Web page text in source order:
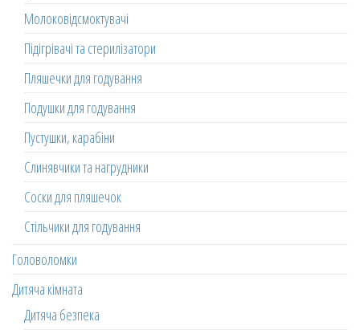
Молоковідсмоктувачі
Підігрівачі та стерилізатори
Пляшечки для годування
Подушки для годування
Пустушки, карабіни
Слинявчики та нагрудники
Соски для пляшечок
Стільчики для годування
Головоломки
Дитяча кімната
Дитяча безпека